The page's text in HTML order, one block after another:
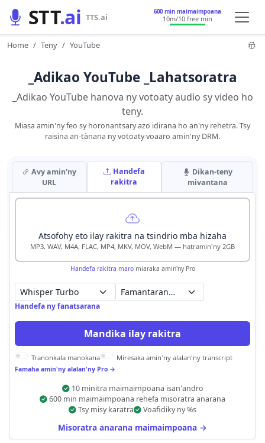
STT.ai TTS.ai 600 min maimaimpoana
10m/10 free min
Home Teny YouTube
_Adikao YouTube _Lahatsoratra
_Adikao YouTube hanova ny votoaty audio sy video ho
teny.
Miasa amin'ny feo sy horonantsary azo idirana ho an'ny rehetra. Tsy
raisina an-tànana ny votoaty voaaro amin'ny DRM.
Avy amin'ny
URL
Handefa
rakitra
Dikan-teny
mivantana
Atsofohy eto ilay rakitra na tsindrio mba hizaha
MP3, WAV, M4A, FLAC, MP4, MKV, MOV, WebM — hatramin'ny 2GB
Handefa rakitra maromiaraka amin'ny Pro
Famantarana hoazy
Handefa ny fanatsarana
Mandika ilay rakitra
Tranonkala manokana Miresaka amin'ny alalan'ny transcript
Famaha amin'ny alalan'ny Pro →
10 minitra maimaimpoana isan'andro
600 min maimaimpoana rehefa misoratra anarana
Tsy misy karatra
Voafidiky ny %s
Misoratra anarana maimaimpoana →